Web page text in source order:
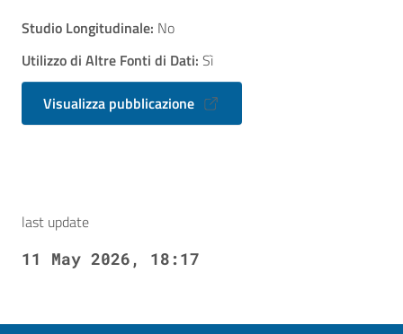
Studio Longitudinale: No
Utilizzo di Altre Fonti di Dati: Sì
Visualizza pubblicazione
last update
11 May 2026, 18:17